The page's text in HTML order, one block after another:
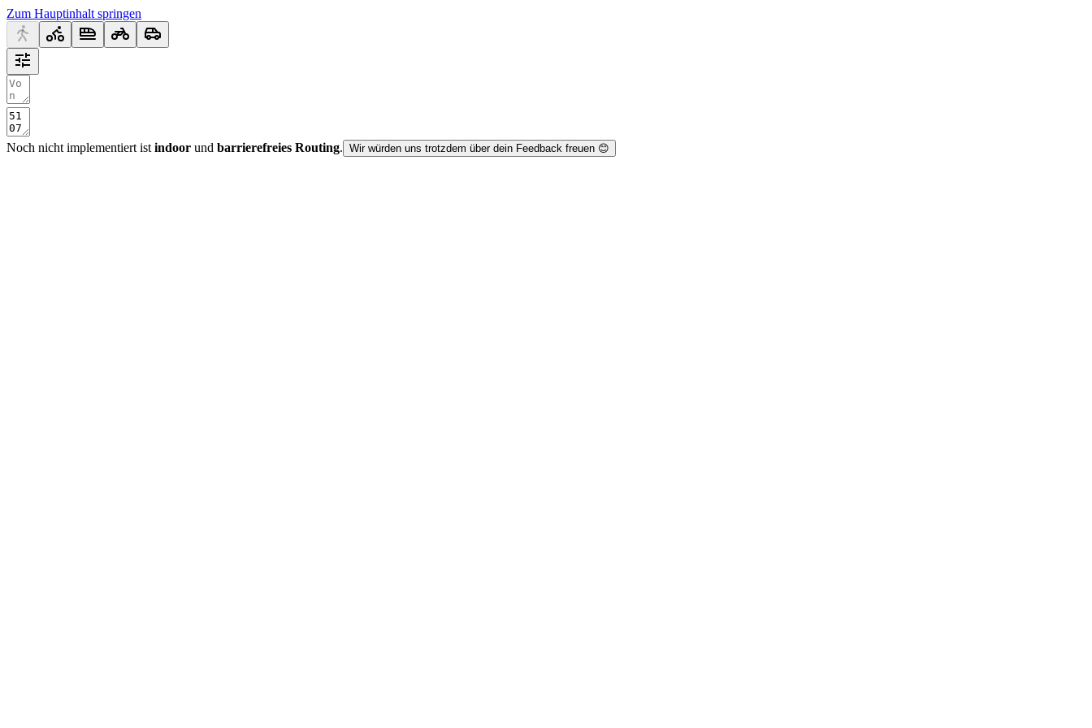
Zum Hauptinhalt springen
Noch nicht implementiert ist indoor und barrierefreies Routing. Wir würden uns trotzdem über dein Feedback freuen 😊